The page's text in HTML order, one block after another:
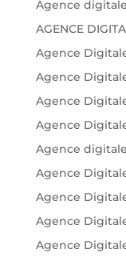
Agence
AGENCE
Agence
Agence
Agence
Agence
Agence
Agence
Agence
Agence
Agence